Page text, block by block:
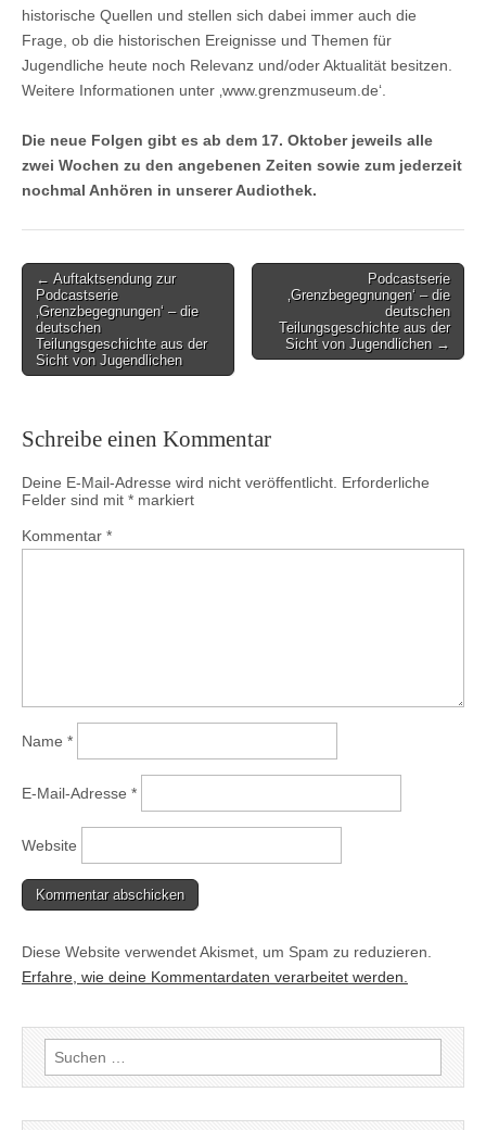
historische Quellen und stellen sich dabei immer auch die
Frage, ob die historischen Ereignisse und Themen für
Jugendliche heute noch Relevanz und/oder Aktualität besitzen.
Weitere Informationen unter ‚www.grenzmuseum.de‘.
Die neue Folgen gibt es ab dem 17. Oktober jeweils alle
zwei Wochen zu den angebenen Zeiten sowie zum jederzeit
nochmal Anhören in unserer Audiothek.
Post
navigation
← Auftaktsendung zur
Podcastserie
‚Grenzbegegnungen‘ – die
deutschen
Teilungsgeschichte aus der
Sicht von Jugendlichen
Podcastserie
‚Grenzbegegnungen‘ – die
deutschen
Teilungsgeschichte aus der
Sicht von Jugendlichen →
Schreibe einen Kommentar
Deine E-Mail-Adresse wird nicht veröffentlicht. Erforderliche
Felder sind mit * markiert
Kommentar *
Name *
E-Mail-Adresse *
Website
Diese Website verwendet Akismet, um Spam zu reduzieren.
Erfahre, wie deine Kommentardaten verarbeitet werden.
Suchen
nach: